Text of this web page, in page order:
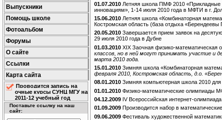
Выпускники
Помощь школе
Фотоальбом
Форумы
О сайте
Ссылки
Карта сайта
Проводится запись на
очные курсы СУНЦ МГУ на
2011-12 учебный год
Поставьте ссылку на наш
сайт:
01.07.2010 Летняя школа ПМФ 2010 «Прикладные
инновациям», 1-14 июля 2010 года в МФТИ в г.
15.06.2010 Летняя школа «Комбинаторная
Костромская область (база отдыха «Берендеевы
20.05.2010 Завершается прием заявок на
29 июля 2010 года в Дубне
01.03.2010 XIX Заочная физико-
классов, но в ней могут принимать участие и
марта 2010 года.
15.01.2010 Зимняя школа «Комбинаторная
февраля 2010, Костромская область, д.о.
08.01.2010 Зимняя компьютерная школа 2010
01.01.2010 Физико-математические олимпиады
04.12.2009 IV Всероссийская интернет-
01.09.2009 Производится набор в
09.06.2009 Фестиваль художественной